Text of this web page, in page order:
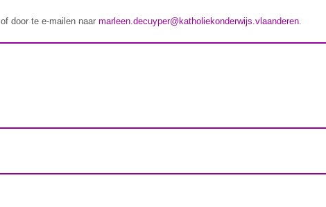
door te e-mailen naarmarleen.decuyper@katholiekonderwijs.vlaanderen.